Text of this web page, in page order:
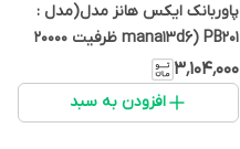
پاوربانک ایکس هانز مدل(مدل :
mana13d6) PB201 ظرفیت 20000
میلی آمپر ساعت
۳٬۱۰۴٬۰۰۰
افزودن به سبد